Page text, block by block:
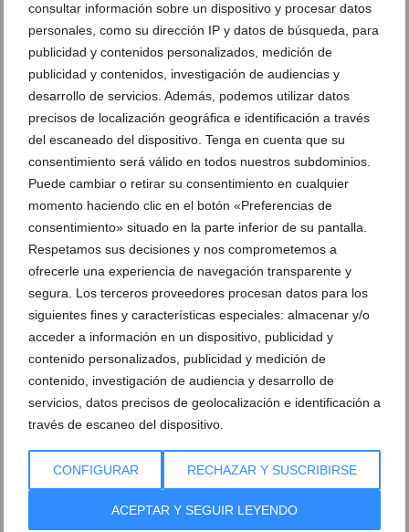
consultar información sobre un dispositivo y procesar datos
personales, como su dirección IP y datos de búsqueda, para
publicidad y contenidos personalizados, medición de
publicidad y contenidos, investigación de audiencias y
desarrollo de servicios. Además, podemos utilizar datos
precisos de localización geográfica e identificación a través
del escaneado del dispositivo. Tenga en cuenta que su
consentimiento será válido en todos nuestros subdominios.
Puede cambiar o retirar su consentimiento en cualquier
momento haciendo clic en el botón «Preferencias de
consentimiento» situado en la parte inferior de su pantalla.
Respetamos sus decisiones y nos comprometemos a
ofrecerle una experiencia de navegación transparente y
segura. Los terceros proveedores procesan datos para los
siguientes fines y características especiales: almacenar y/o
acceder a información en un dispositivo, publicidad y
contenido personalizados, publicidad y medición de
contenido, investigación de audiencia y desarrollo de
servicios, datos precisos de geolocalización e identificación a
través de escaneo del dispositivo.
CONFIGURAR RECHAZAR Y SUSCRIBIRSE
ACEPTAR Y SEGUIR LEYENDO
La liga local de baloncesto en esta edición supera los
400 participantes
12 de noviembre de 2014